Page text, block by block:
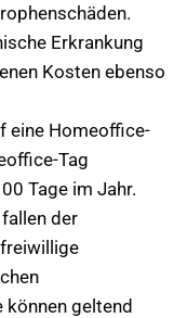
Erkrankung
Kosten ebenso
eine Homeoffice-
Tag
Tage im Jahr.
der
können geltend